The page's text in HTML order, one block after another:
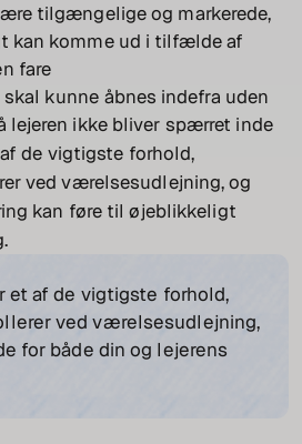
tilgængelige og markerede,
kan komme ud i tilfælde af
fare
kunne åbnes indefra uden
lejeren ikke bliver spærret inde
de vigtigste forhold,
ved værelsesudlejning, og
kan føre til øjeblikkeligt
et af de vigtigste forhold,
ved værelsesudlejning,
for både din og lejerens